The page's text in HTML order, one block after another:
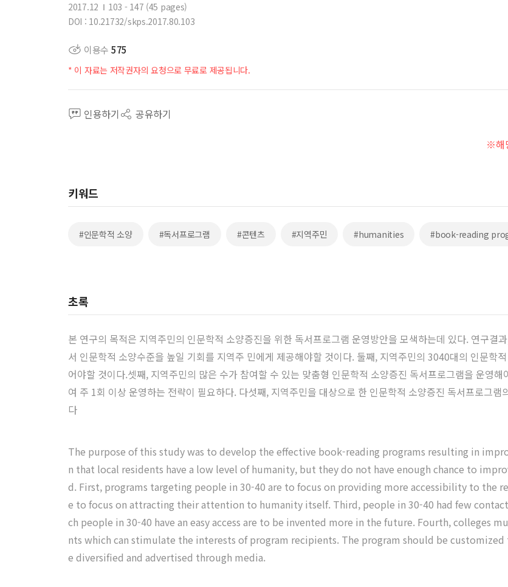
2017.12
103 - 147 (45 pages)
DOI : 10.21732/skps.2017.80.103
이용수 575
* 이 자료는 저작권자의 요청으로 무료로 제공됩니다.
인용하기 공유하기
※해
키워드
#인문학적 소양 #독서프로그램 #콘텐츠 #지역주민 #humanities #book-reading
초록
본 연구의 목적은 지역주민의 인문학적 소양증진을 위한 독서프로그램 운영방안을 모색하는데 있다. 연구결
서 인문학적 소양수준을 높일 기회를 지역주 민에게 제공해야할 것이다. 둘째, 지역주민의 30­40대의 인문학
어야할 것이다.셋째, 지역주민의 많은 수가 참여할 수 있는 맞춤형 인문학적 소양증진 독서프로그램을 운영
여 주 1회 이상 운영하는 전략이 필요하다. 다섯째, 지역주민을 대상으로 한 인문학적 소양증진 독서프로그
다
The purpose of this study was to develop the effective book-reading programs resulting in
n that local residents have a low level of humanity, but they do not have enough chance to
d. First, programs targeting people in 30-40 are to focus on providing more accessibility to the
e to focus on attracting their attention to humanity itself. Third, people in 30-40 had few
ch people in 30-40 have an easy access are to be invented more in the future. Fourth, colleges
nts which can stimulate the interests of program recipients. The program should be
e diversified and advertised through media.